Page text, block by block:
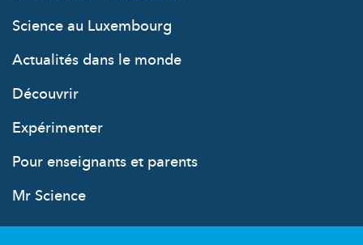
Science au Luxembourg
Actualités dans le monde
Découvrir
Expérimenter
Pour enseignants et parents
Mr Science